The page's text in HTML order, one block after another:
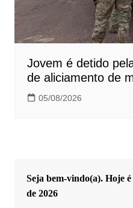
Jovem é detido
de aliciamento de
05/08/2026
Seja bem-vindo(a). Hoje é
de 2026